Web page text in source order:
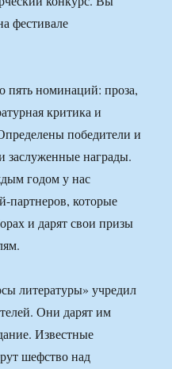
фестивале
номинаций: проза,
критика и
победители и
заслуженные награды.
годом у нас
партнеров, которые
и дарят свои призы
литературы» учредил
Они дарят им
Известные
шефство над